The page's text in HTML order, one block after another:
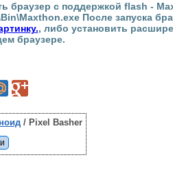
браузер с поддержкой flash -
После запуска
, либо установить
браузере.
/ Pixel Basher